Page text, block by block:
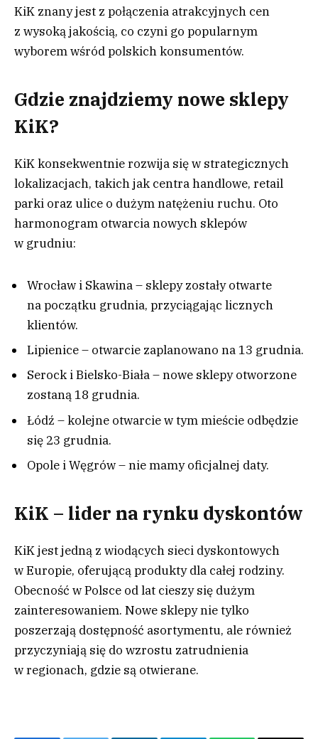
KiK znany jest z połączenia atrakcyjnych cen
z wysoką jakością, co czyni go popularnym
wyborem wśród polskich konsumentów.
Gdzie znajdziemy nowe sklepy
KiK?
KiK konsekwentnie rozwija się w strategicznych
lokalizacjach, takich jak centra handlowe, retail
parki oraz ulice o dużym natężeniu ruchu. Oto
harmonogram otwarcia nowych sklepów
w grudniu:
Wrocław i Skawina – sklepy zostały otwarte
na początku grudnia, przyciągając licznych
klientów.
Lipienice – otwarcie zaplanowano na 13 grudnia.
Serock i Bielsko-Biała – nowe sklepy otworzone
zostaną 18 grudnia.
Łódź – kolejne otwarcie w tym mieście odbędzie
się 23 grudnia.
Opole i Węgrów – nie mamy oficjalnej daty.
KiK – lider na rynku dyskontów
KiK jest jedną z wiodących sieci dyskontowych
w Europie, oferującą produkty dla całej rodziny.
Obecność w Polsce od lat cieszy się dużym
zainteresowaniem. Nowe sklepy nie tylko
poszerzają dostępność asortymentu, ale również
przyczyniają się do wzrostu zatrudnienia
w regionach, gdzie są otwierane.